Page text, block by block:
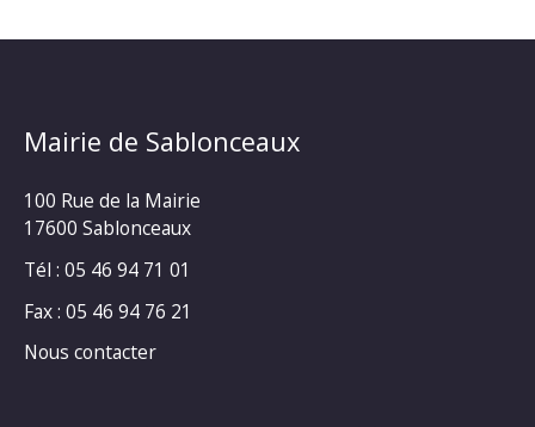
Mairie de Sablonceaux
100 Rue de la Mairie
17600 Sablonceaux
Tél : 05 46 94 71 01
Fax : 05 46 94 76 21
Nous contacter